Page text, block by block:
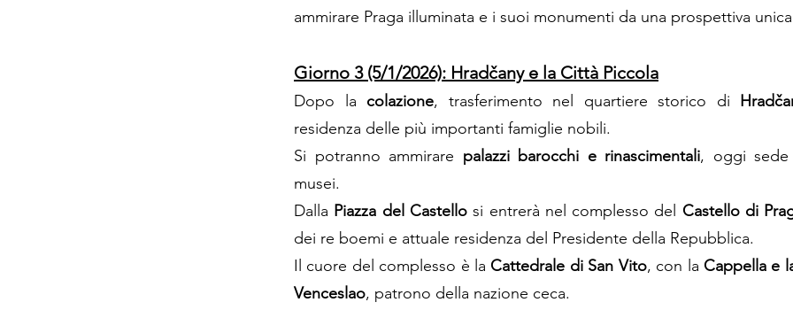
ammirare Praga illuminata e i suoi monumenti da una prospettiva
Giorno 3 (5/1/2026): Hradčany e la Città Piccola
Dopo la colazione, trasferimento nel quartiere storico di
residenza delle più importanti famiglie nobili.
Si potranno ammirare palazzi barocchi e rinascimentali, oggi
musei.
Dalla Piazza del Castellosi entrerà nel complesso del Castello di
dei re boemi e attuale residenza del Presidente della Repubblica.
Il cuore del complesso è la Cattedrale di San Vito, con la Cappella e
Venceslao, patrono della nazione ceca.